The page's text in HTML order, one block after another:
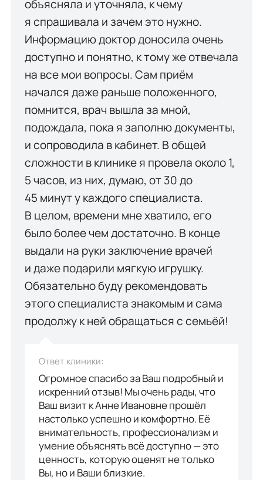
объясняла и уточняла, к чему
я спрашивала и зачем это нужно.
Информацию доктор доносила очень
доступно и понятно, к тому же отвечала
на все мои вопросы. Сам приём
начался даже раньше положенного,
помнится, врач вышла за мной,
подождала, пока я заполню документы,
и сопроводила в кабинет. В общей
сложности в клинике я провела около 1,
5 часов, из них, думаю, от 30 до
45 минут у каждого специалиста.
В целом, времени мне хватило, его
было более чем достаточно. В конце
выдали на руки заключение врачей
и даже подарили мягкую игрушку.
Обязательно буду рекомендовать
этого специалиста знакомым и сама
продолжу к ней обращаться с семьёй!
Ответ клиники:
Огромное спасибо за Ваш подробный и
искренний отзыв! Мы очень рады, что
Ваш визит к Анне Ивановне прошёл
настолько успешно и комфортно. Её
внимательность, профессионализм и
умение объяснять всё доступно — это
ценность, которую оценят не только
Вы, но и Ваши близкие.